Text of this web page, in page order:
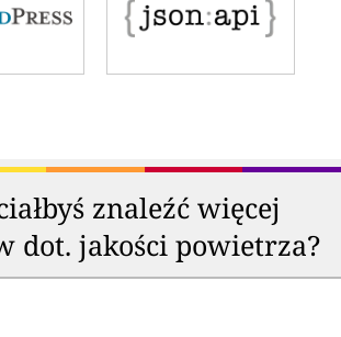
znaleźć więcej
dot. jakości powietrza?